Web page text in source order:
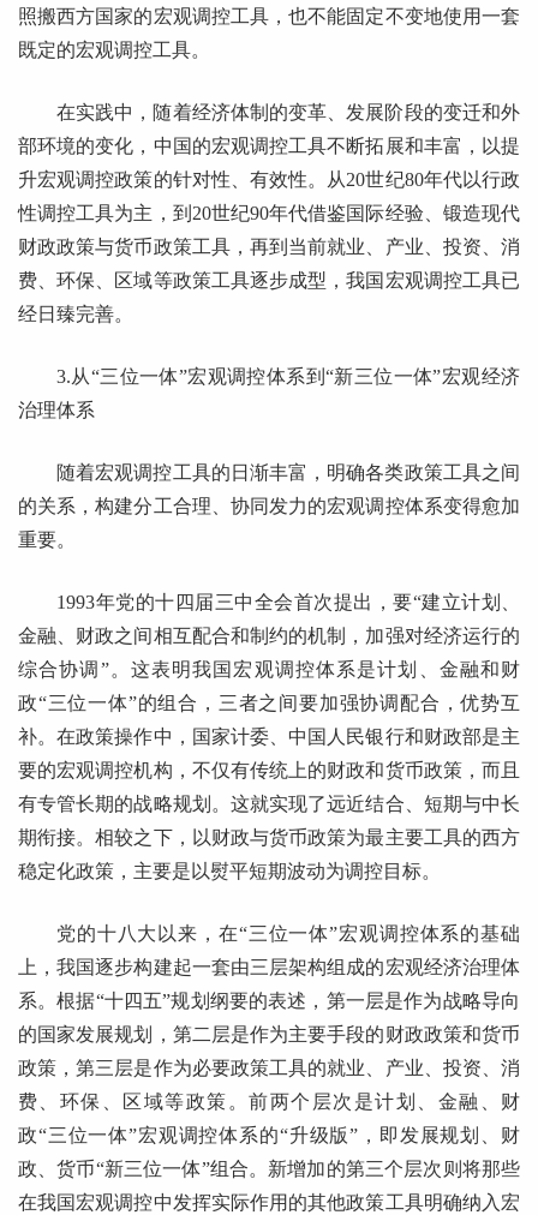
照搬西方国家的宏观调控工具，也不能固定不变地使用一套
既定的宏观调控工具。
在实践中，随着经济体制的变革、发展阶段的变迁和外
部环境的变化，中国的宏观调控工具不断拓展和丰富，以提
升宏观调控政策的针对性、有效性。从20世纪80年代以行政
性调控工具为主，到20世纪90年代借鉴国际经验、锻造现代
财政政策与货币政策工具，再到当前就业、产业、投资、消
费、环保、区域等政策工具逐步成型，我国宏观调控工具已
经日臻完善。
3.从“三位一体”宏观调控体系到“新三位一体”宏观经济
治理体系
随着宏观调控工具的日渐丰富，明确各类政策工具之间
的关系，构建分工合理、协同发力的宏观调控体系变得愈加
重要。
1993年党的十四届三中全会首次提出，要“建立计划、
金融、财政之间相互配合和制约的机制，加强对经济运行的
综合协调”。这表明我国宏观调控体系是计划、金融和财
政“三位一体”的组合，三者之间要加强协调配合，优势互
补。在政策操作中，国家计委、中国人民银行和财政部是主
要的宏观调控机构，不仅有传统上的财政和货币政策，而且
有专管长期的战略规划。这就实现了远近结合、短期与中长
期衔接。相较之下，以财政与货币政策为最主要工具的西方
稳定化政策，主要是以熨平短期波动为调控目标。
党的十八大以来，在“三位一体”宏观调控体系的基础
上，我国逐步构建起一套由三层架构组成的宏观经济治理体
系。根据“十四五”规划纲要的表述，第一层是作为战略导向
的国家发展规划，第二层是作为主要手段的财政政策和货币
政策，第三层是作为必要政策工具的就业、产业、投资、消
费、环保、区域等政策。前两个层次是计划、金融、财
政“三位一体”宏观调控体系的“升级版”，即发展规划、财
政、货币“新三位一体”组合。新增加的第三个层次则将那些
在我国宏观调控中发挥实际作用的其他政策工具明确纳入宏